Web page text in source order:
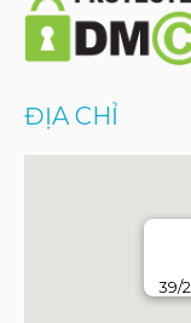
ĐỊA CHỈ
39/